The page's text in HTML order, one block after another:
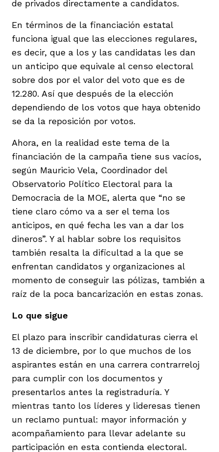
de privados directamente a candidatos.
En términos de la financiación estatal
funciona igual que las elecciones regulares,
es decir, que a los y las candidatas les dan
un anticipo que equivale al censo electoral
sobre dos por el valor del voto que es de
12.280. Así que después de la elección
dependiendo de los votos que haya obtenido
se da la reposición por votos.
Ahora, en la realidad este tema de la
financiación de la campaña tiene sus vacíos,
según Mauricio Vela, Coordinador del
Observatorio Político Electoral para la
Democracia de la MOE, alerta que “no se
tiene claro cómo va a ser el tema los
anticipos, en qué fecha les van a dar los
dineros”. Y al hablar sobre los requisitos
también resalta la dificultad a la que se
enfrentan candidatos y organizaciones al
momento de conseguir las pólizas, también a
raíz de la poca bancarización en estas zonas.
Lo que sigue
El plazo para inscribir candidaturas cierra el
13 de diciembre, por lo que muchos de los
aspirantes están en una carrera contrarreloj
para cumplir con los documentos y
presentarlos antes la registraduría. Y
mientras tanto los líderes y lideresas tienen
un reclamo puntual: mayor información y
acompañamiento para llevar adelante su
participación en esta contienda electoral.